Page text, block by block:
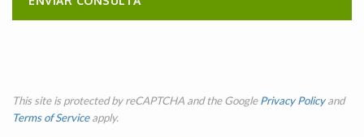
This site is protected by reCAPTCHA and the GooglePrivacy Policyand
Terms of Serviceapply.